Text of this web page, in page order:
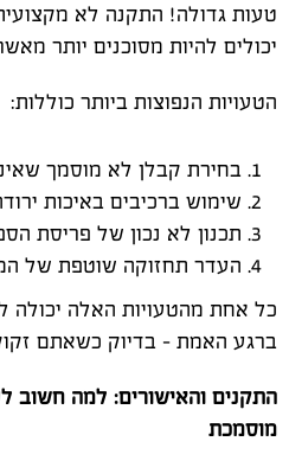
טעות גדולה! התקנה לא
יכולים להיות מסוכנים יותר
הטעויות הנפוצות ביותר כוללות:
בחירת קבלן לא מוסמך
שימוש ברכיבים באיכות
תכנון לא נכון של פריסת
העדר תחזוקה שוטפת של
כל אחת מהטעויות האלה
ברגע האמת - בדיוק כשאתם
התקנים והאישורים: למה חשוב
מוסמכת